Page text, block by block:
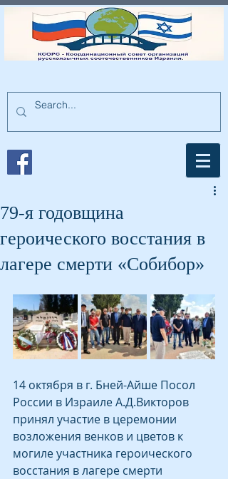
79-я годовщина
героического восстания в
лагере смерти «Собибор»
14 октября в г. Бней-Айше Посол
России в Израиле А.Д.Викторов
принял участие в церемонии
возложения венков и цветов к
могиле участника героического
восстания в лагере смерти